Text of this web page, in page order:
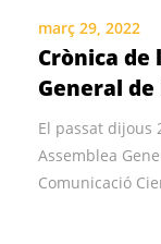
març 29, 2022
Crònica de
General de
El passat dijous
Assemblea
Comunicació